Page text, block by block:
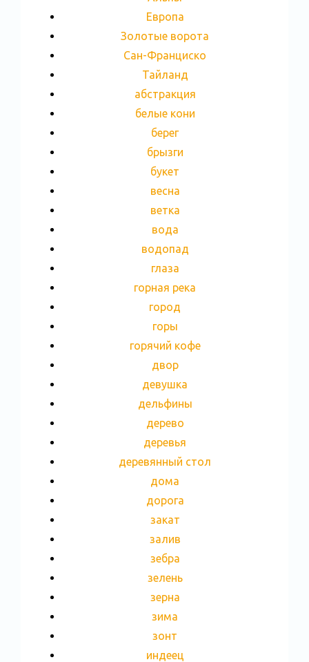
Европа
Золотые ворота
Сан-Франциско
Тайланд
абстракция
белые кони
берег
брызги
букет
весна
ветка
вода
водопад
глаза
горная река
город
горы
горячий кофе
двор
девушка
дельфины
дерево
деревья
деревянный стол
дома
дорога
закат
залив
зебра
зелень
зерна
зима
зонт
индеец